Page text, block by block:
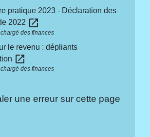
pratique 2023 - Déclaration des
2022 open_in_new
des finances
le revenu : dépliants
open_in_new
des finances
une erreur sur cette page